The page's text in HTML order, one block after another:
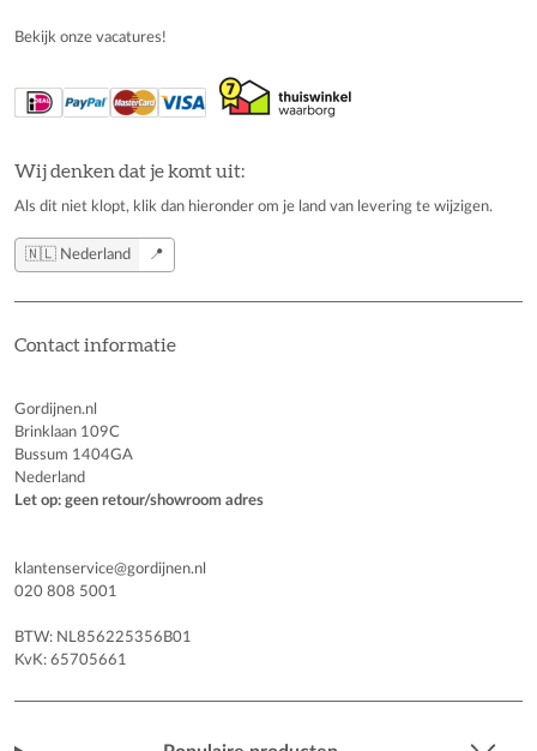
Bekijk onze vacatures!
Wij denken dat je komt uit:
Als dit niet klopt, klik dan hieronder om je land van levering te wijzigen.
🇳🇱 Nederland 📍
Contact informatie
Gordijnen.nl
Brinklaan 109C
Bussum 1404GA
Nederland
Let op: geen retour/showroom adres
klantenservice@gordijnen.nl
020 808 5001
BTW: NL856225356B01
KvK: 65705661